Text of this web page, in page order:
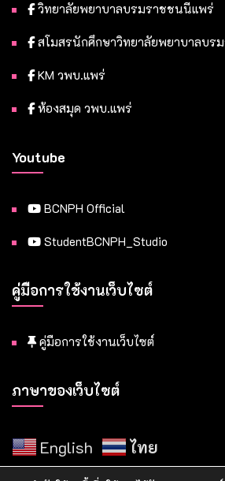
วิทยาลัยพยาบาลบรมราชชนนีแพร่
สโมสรนักศึกษาวิทยาลัยพยาบาลบร
KM วพบ.แพร่
ห้องสมุด วพบ.แพร่
Youtube
BCNPH Official
StudentBCNPH_Studio
คู่มือการใช้งานเว็บไซต์
คู่มือการใช้งานเว็บไซต์
ภาษาของเว็บไซต์
English ไทย